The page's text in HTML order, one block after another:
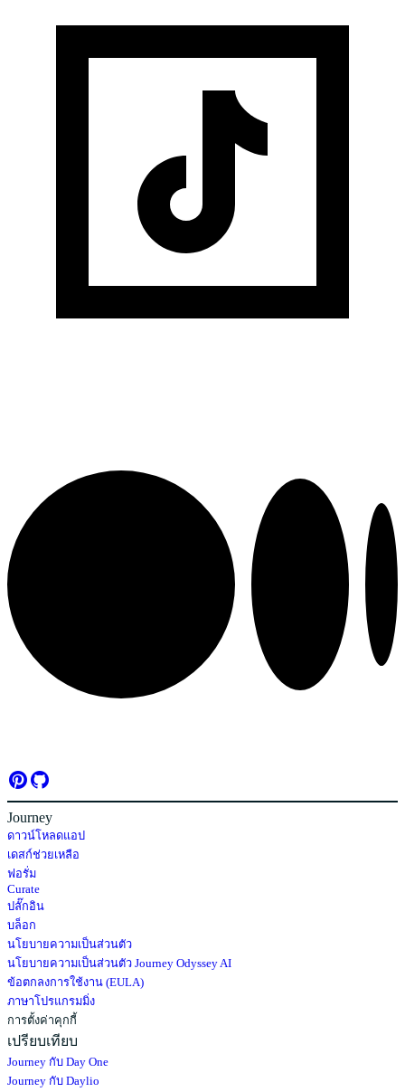
Journey
ดาวน์โหลดแอป
เดสก์ช่วยเหลือ
ฟอรั่ม
Curate
ปลั๊กอิน
บล็อก
นโยบายความเป็นส่วนตัว
นโยบายความเป็นส่วนตัว Journey Odyssey AI
ข้อตกลงการใช้งาน (EULA)
ภาษาโปรแกรมมิ่ง
การตั้งค่าคุกกี้
เปรียบเทียบ
Journey กับ Day One
Journey กับ Daylio